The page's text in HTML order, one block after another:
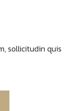
sollicitudin quis